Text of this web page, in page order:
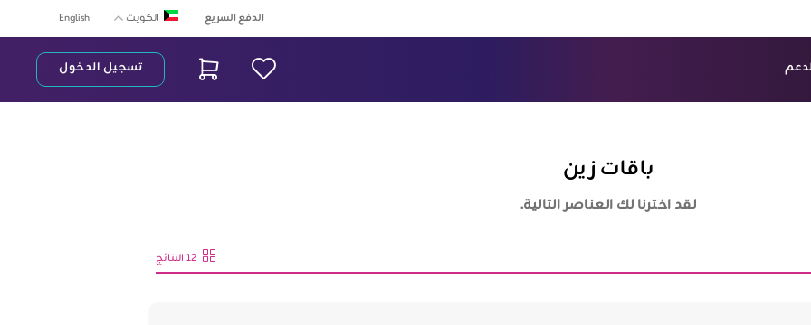
الدفع السريع الكويت English
تسجيل الدخول
شريط البحث
باقات زين
لقد اخترنا لك العناصر التالية.
12 النتائج